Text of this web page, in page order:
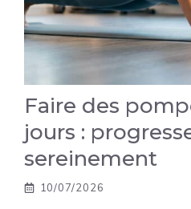
Faire des
jours :
sereinement
10/07/2026